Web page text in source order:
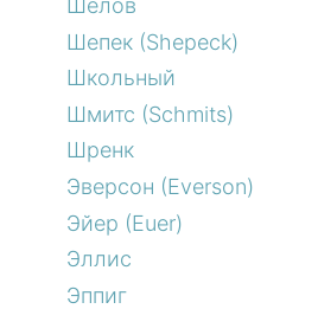
Шелов
Шепек (Shepeck)
Школьный
Шмитс (Schmits)
Шренк
Эверсон (Everson)
Эйер (Euer)
Эллис
Эппиг